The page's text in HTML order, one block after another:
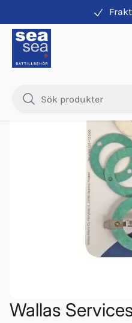
Samma
Sprit- & fotogenvärmare
Wallas